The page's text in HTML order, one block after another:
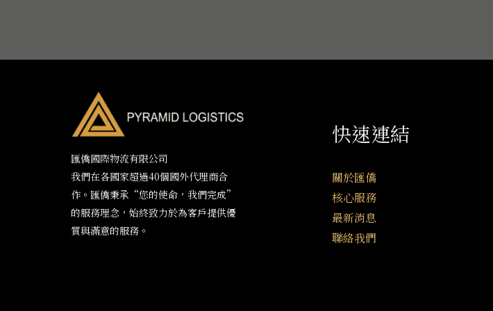
匯僑國際物流有限公司
我們在各國家超過40個國外代理商合
作。匯僑秉承“您的使命，我們完成”
的服務理念，始終致力於為客戶提供優
質與滿意的服務。
快速連結
關於匯僑
核心服務
最新消息
聯絡我們